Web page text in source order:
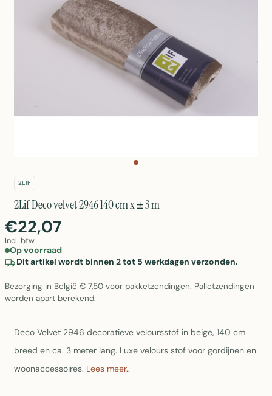
2LIF
2Lif Deco velvet 2946 140 cm x ± 3 m
€22,07
Incl. btw
Op voorraad
Dit artikel wordt binnen 2 tot 5 werkdagen verzonden.
Bezorging in België € 7,50 voor pakketzendingen. Palletzendingen
worden apart berekend.
Deco Velvet 2946 decoratieve veloursstof in beige, 140 cm
breed en ca. 3 meter lang. Luxe velours stof voor gordijnen en
woonaccessoires. Lees meer..